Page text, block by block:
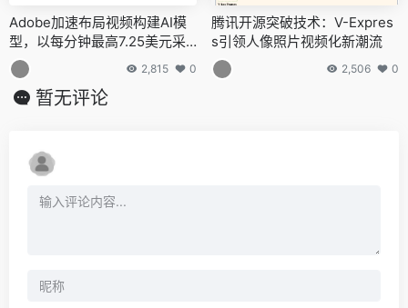
Adobe加速布局视频构建AI模
型，以每分钟最高7.25美元采
购视频资源，与Sora等竞争对
手一较高下
2,815 0
腾讯开源突破技术：V-Expres
s引领人像照片视频化新潮流
2,506 0
暂无评论